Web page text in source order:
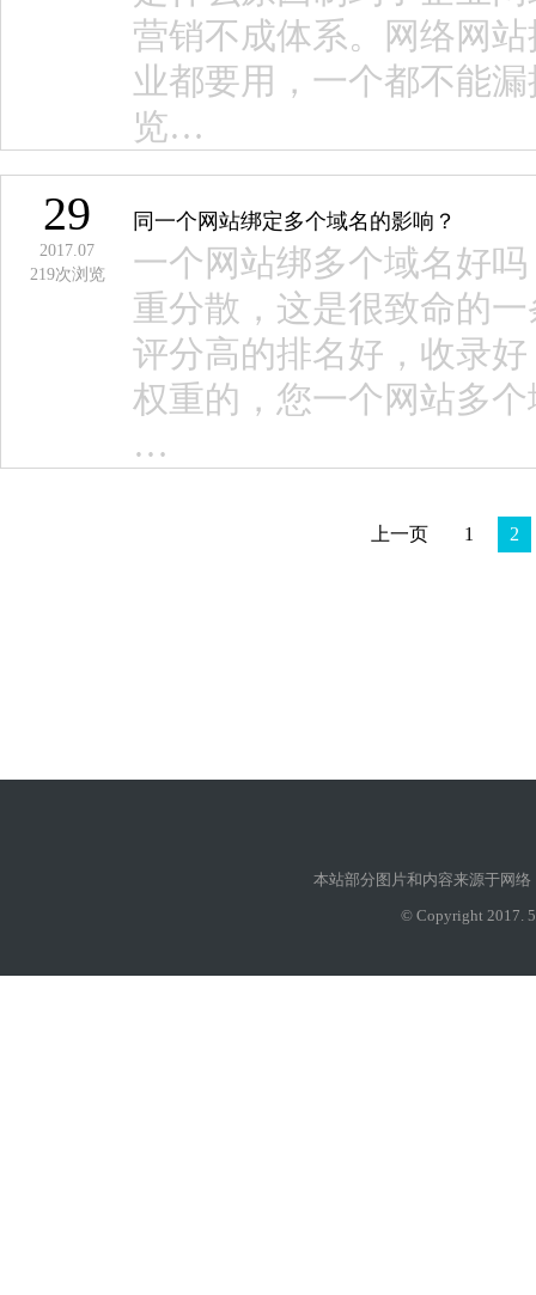
营销不成体系。网络网
业都要用，一个都不能
览…
29
2017.07
219次浏览
同一个网站绑定多个域名的影响？
一个网站绑多个域名好
重分散，这是很致命的
评分高的排名好，收录
权重的，您一个网站多
…
上一页 1 2
本站部分图片和内容来源于网
© Copyright 2017.